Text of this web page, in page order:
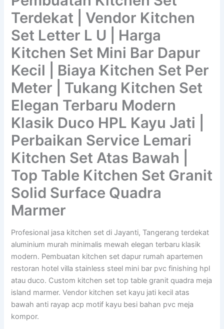
Terdekat | Vendor Kitchen
Set Letter L U | Harga
Kitchen Set Mini Bar Dapur
Kecil | Biaya Kitchen Set Per
Meter | Tukang Kitchen Set
Elegan Terbaru Modern
Klasik Duco HPL Kayu Jati |
Perbaikan Service Lemari
Kitchen Set Atas Bawah |
Top Table Kitchen Set Granit
Solid Surface Quadra
Marmer
Profesional jasa kitchen set di Jayanti, Tangerang terdekat
aluminium murah minimalis mewah elegan terbaru klasik
modern. Pembuatan kitchen set dapur rumah apartemen
restoran hotel villa stainless steel mini bar pvc finishing hpl
atau duco. Custom kitchen set top table granit quadra meja
island marmer. Vendor kitchen set kayu jati kecil atas
bawah anti rayap acp motif kayu besi bahan pvc meja
kompor.